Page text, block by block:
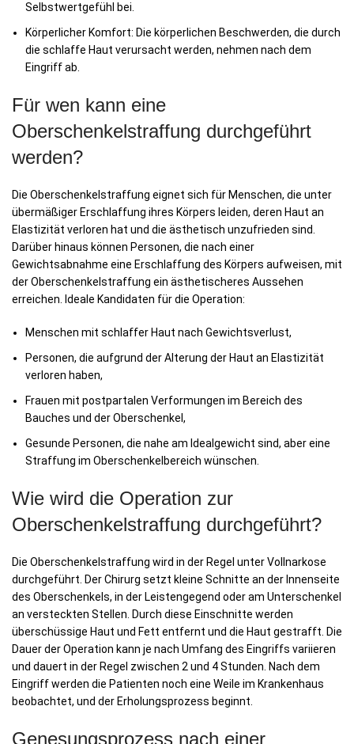
Selbstwertgefühl bei.
Körperlicher Komfort: Die körperlichen Beschwerden, die durch
die schlaffe Haut verursacht werden, nehmen nach dem
Eingriff ab.
Für wen kann eine
Oberschenkelstraffung durchgeführt
werden?
Die Oberschenkelstraffung eignet sich für Menschen, die unter
übermäßiger Erschlaffung ihres Körpers leiden, deren Haut an
Elastizität verloren hat und die ästhetisch unzufrieden sind.
Darüber hinaus können Personen, die nach einer
Gewichtsabnahme eine Erschlaffung des Körpers aufweisen, mit
der Oberschenkelstraffung ein ästhetischeres Aussehen
erreichen. Ideale Kandidaten für die Operation:
Menschen mit schlaffer Haut nach Gewichtsverlust,
Personen, die aufgrund der Alterung der Haut an Elastizität
verloren haben,
Frauen mit postpartalen Verformungen im Bereich des
Bauches und der Oberschenkel,
Gesunde Personen, die nahe am Idealgewicht sind, aber eine
Straffung im Oberschenkelbereich wünschen.
Wie wird die Operation zur
Oberschenkelstraffung durchgeführt?
Die Oberschenkelstraffung wird in der Regel unter Vollnarkose
durchgeführt. Der Chirurg setzt kleine Schnitte an der Innenseite
des Oberschenkels, in der Leistengegend oder am Unterschenkel
an versteckten Stellen. Durch diese Einschnitte werden
überschüssige Haut und Fett entfernt und die Haut gestrafft. Die
Dauer der Operation kann je nach Umfang des Eingriffs variieren
und dauert in der Regel zwischen 2 und 4 Stunden. Nach dem
Eingriff werden die Patienten noch eine Weile im Krankenhaus
beobachtet, und der Erholungsprozess beginnt.
Genesungsprozess nach einer